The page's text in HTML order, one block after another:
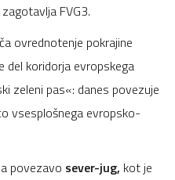
FVG3.
ovrednotenje pokrajine
del koridorja evropskega
zeleni pas«: danes povezuje
vsesplošnega evropsko-
povezavo sever-jug, kot je